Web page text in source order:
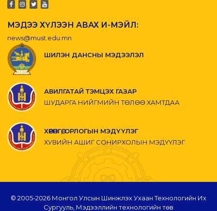
МЭДЭЭ ХҮЛЭЭН АВАХ И-МЭЙЛ:
news@must.edu.mn
ШИЛЭН ДАНСНЫ МЭДЭЭЛЭЛ
АВИЛГАТАЙ ТЭМЦЭХ ГАЗАР
ШУДАРГА НИЙГМИЙН ТӨЛӨӨ ХАМТДАА
ХӨРӨНГӨ, ОРЛОГЫН МЭДҮҮЛЭГ
ХУВИЙН АШИГ СОНИРХОЛЫН МЭДҮҮЛЭГ
© 2005-2026 Монгол Улсын Шинжлэх Ухаан Технологийн Их
Сургууль, Мэдээллийн технологийн төв